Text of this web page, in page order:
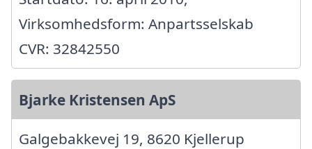
Virksomhedsform: Anpartsselskab
CVR: 32842550
Bjarke Kristensen ApS
Galgebakkevej 19, 8620 Kjellerup